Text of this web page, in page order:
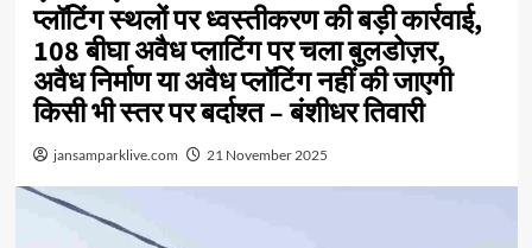
प्लॉटिंग स्थलों पर ध्वस्तीकरण की बड़ी कार्रवाई,
108 बीघा अवैध प्लाटिंग पर चला बुलडोज़र,
अवैध निर्माण या अवैध प्लॉटिंग नहीं की जाएगी
किसी भी स्तर पर बर्दाश्त – बंशीधर तिवारी
jansamparklive.com 21 November 2025